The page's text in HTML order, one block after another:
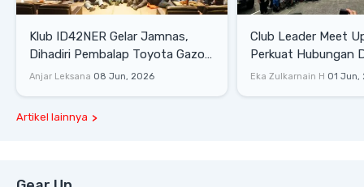
Klub ID42NER Gelar Jamnas,
Dihadiri Pembalap Toyota Gazoo
Racing
Anjar Leksana 08 Jun, 2026
Club Leader Meet
Perkuat Hubungan
Dengan Komunitas
Eka Zulkarnain H 01 Jun,
Artikel lainnya